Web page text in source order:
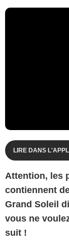
LIRE DANS
Attention, les
contiennent
Grand Soleil
vous ne
suit !